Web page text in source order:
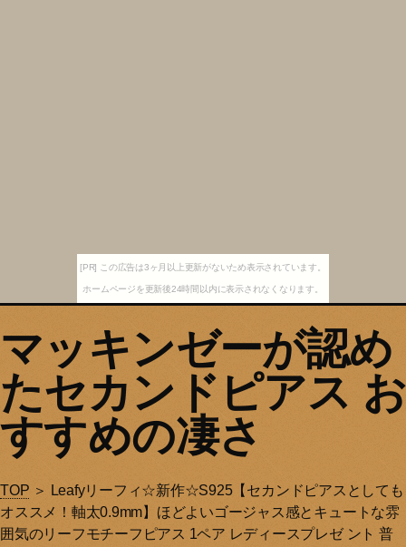
[PR] この広告は3ヶ月以上更新がないため表示されています。
ホームページを更新後24時間以内に表示されなくなります。
マッキンゼーが認め
たセカンドピアス お
すすめの凄さ
TOP ＞ Leafyリーフィ☆新作☆S925【セカンドピアスとしても
オススメ！軸太0.9mm】ほどよいゴージャス感とキュートな雰
囲気のリーフモチーフピアス 1ペア レディースプレゼ ント 普